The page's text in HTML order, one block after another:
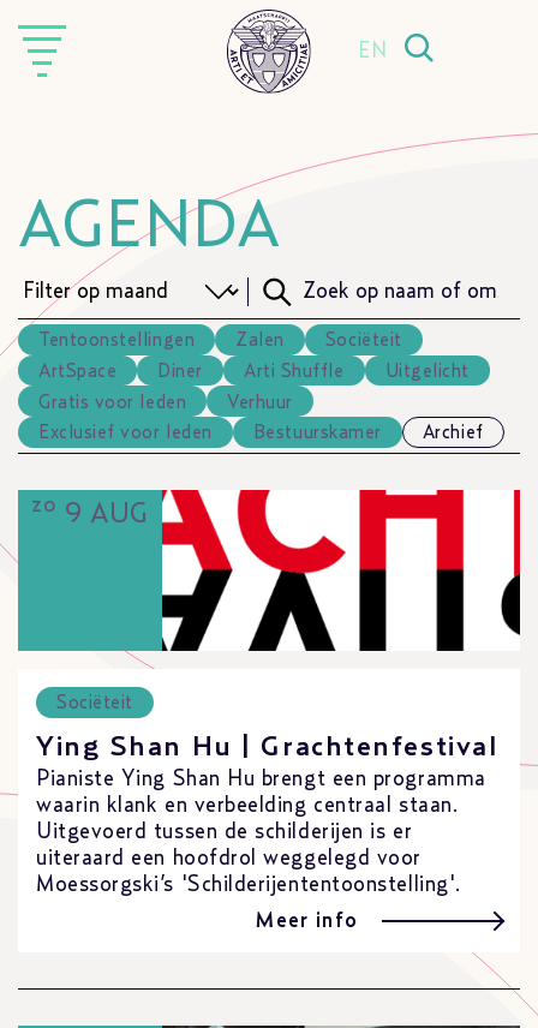
EN
AGENDA
Tentoonstellingen Zalen
Sociëteit
ArtSpace
Diner Arti Shuffle
Uitgelicht
Gratis voor leden
Verhuur
Exclusief voor leden
Bestuurskamer Archief
zo 9 AUG
Sociëteit
Ying Shan Hu | Grachtenfestival
Pianiste Ying Shan Hu brengt een programma
waarin klank en verbeelding centraal staan.
Uitgevoerd tussen de schilderijen is er
uiteraard een hoofdrol weggelegd voor
Moessorgski’s 'Schilderijententoonstelling'.
Meer info